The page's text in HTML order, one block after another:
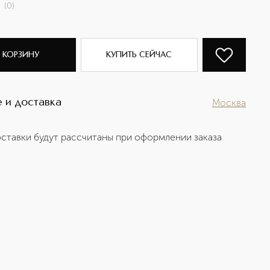
(0)
КОРЗИНУ КУПИТЬ СЕЙЧАС
и доставка Москва
будут рассчитаны при оформлении заказа